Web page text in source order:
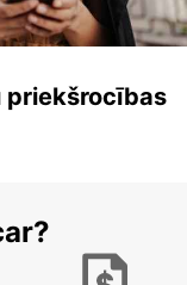
priekšrocības